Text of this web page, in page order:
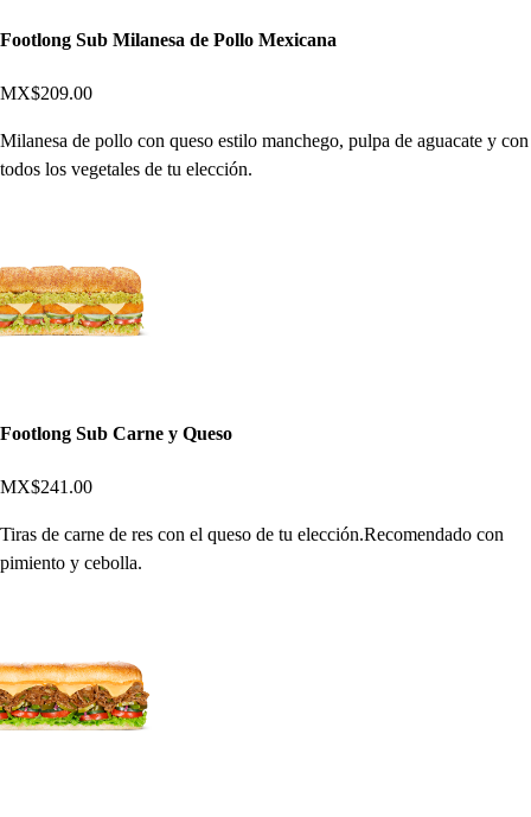
Footlong Sub Milanesa de Pollo Mexicana
MX$209.00
Milanesa de pollo con queso estilo manchego, pulpa de aguacate y con
todos los vegetales de tu elección.
Footlong Sub Carne y Queso
MX$241.00
Tiras de carne de res con el queso de tu elección.Recomendado con
pimiento y cebolla.